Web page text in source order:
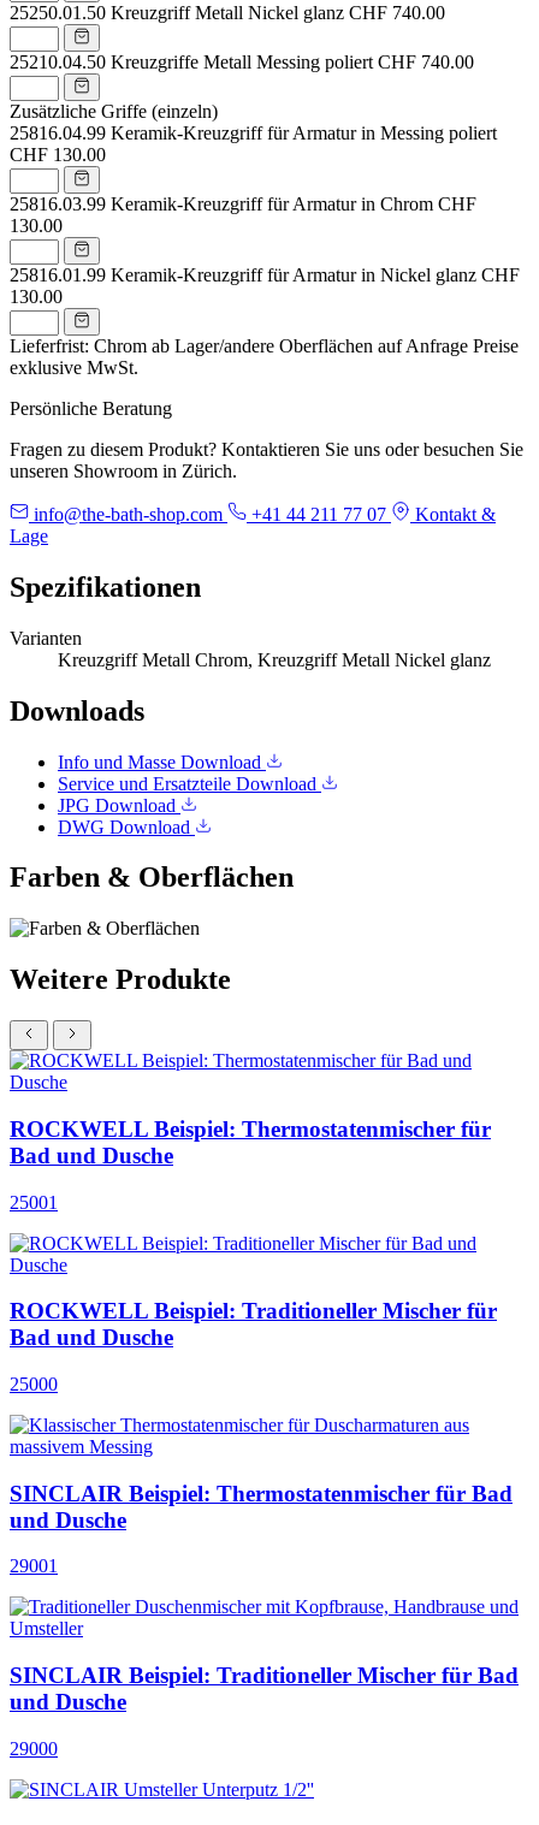
25250.01.50 Kreuzgriff Metall Nickel glanz CHF 740.00
25210.04.50 Kreuzgriffe Metall Messing poliert CHF 740.00
Zusätzliche Griffe (einzeln)
25816.04.99 Keramik-Kreuzgriff für Armatur in Messing poliert
CHF 130.00
25816.03.99 Keramik-Kreuzgriff für Armatur in Chrom CHF
130.00
25816.01.99 Keramik-Kreuzgriff für Armatur in Nickel glanz CHF
130.00
Lieferfrist: Chrom ab Lager/andere Oberflächen auf Anfrage Preise
exklusive MwSt.
Persönliche Beratung
Fragen zu diesem Produkt? Kontaktieren Sie uns oder besuchen Sie
unseren Showroom in Zürich.
info@the-bath-shop.com +41 44 211 77 07
Kontakt &
Lage
Spezifikationen
Varianten
Kreuzgriff Metall Chrom, Kreuzgriff Metall Nickel glanz
Downloads
Info und Masse Download
Service und Ersatzteile Download
JPG Download
DWG Download
Farben & Oberflächen
Weitere Produkte
ROCKWELL Beispiel: Thermostatenmischer für
Bad und Dusche
25001
ROCKWELL Beispiel: Traditioneller Mischer für
Bad und Dusche
25000
SINCLAIR Beispiel: Thermostatenmischer für Bad
und Dusche
29001
SINCLAIR Beispiel: Traditioneller Mischer für Bad
und Dusche
29000